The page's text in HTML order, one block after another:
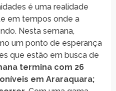
é uma realidade
em tempos onde a
Nesta semana,
um ponto de esperança
que estão em busca de
termina com 26
em Araraquara;